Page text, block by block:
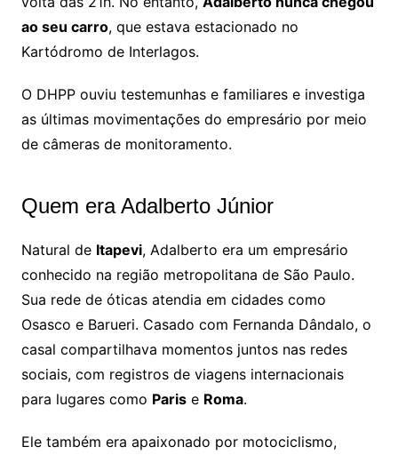
ao seu carro, que estava estacionado no
Kartódromo de Interlagos.
O DHPP ouviu testemunhas e familiares e investiga
as últimas movimentações do empresário por meio
de câmeras de monitoramento.
Quem era Adalberto Júnior
Natural de Itapevi, Adalberto era um empresário
conhecido na região metropolitana de São Paulo.
Sua rede de óticas atendia em cidades como
Osasco e Barueri. Casado com Fernanda Dândalo, o
casal compartilhava momentos juntos nas redes
sociais, com registros de viagens internacionais
para lugares como Parise Roma.
Ele também era apaixonado por motociclismo,